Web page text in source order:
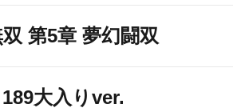
第5章 夢幻闘双
大入りver.